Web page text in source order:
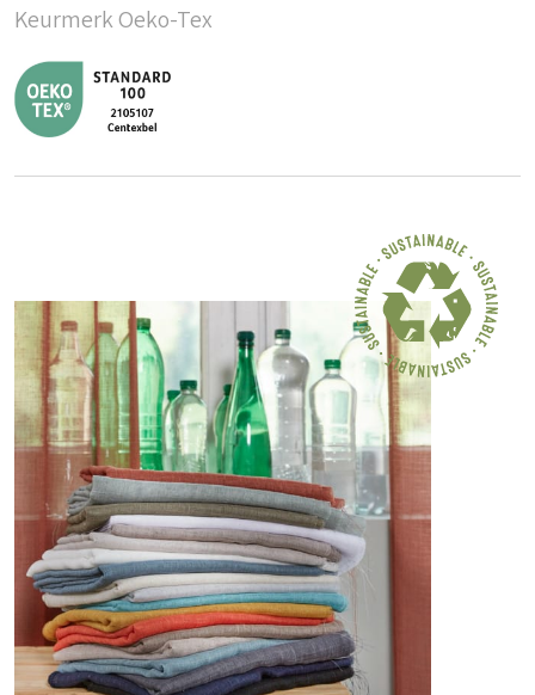
Keurmerk Oeko-Tex